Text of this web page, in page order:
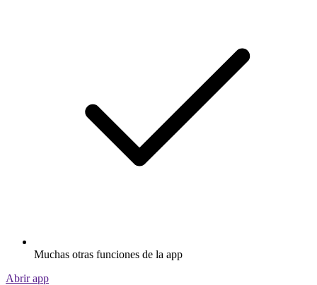
Muchas otras funciones de la app
Abrir app